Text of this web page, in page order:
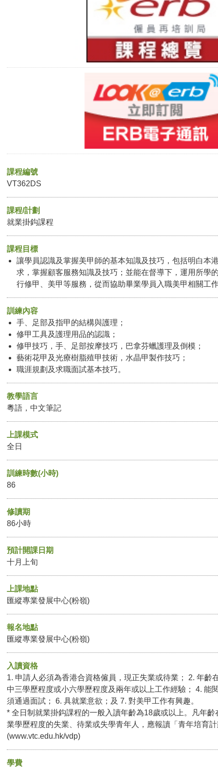
課程編號
VT362DS
課程/計劃
就業掛鈎課程
課程目標
讓學員認識及掌握美甲師的基本知識及技巧，包括明白本
求，掌握顧客服務知識及技巧；並能在督導下，運用所學
行修甲、美甲等服務，從而協助畢業學員入職美甲相關工
訓練內容
手、足部及指甲的結構與護理；
修甲工具及護理用品的認識；
修甲技巧，手、足部按摩技巧，巴拿芬蠟護理及倒模；
藝術花甲及光療樹脂殖甲技術，水晶甲製作技巧；
職涯規劃及求職面試基本技巧。
教學語言
粵語，中文筆記
上課模式
全日
訓練時數(小時)
86
修讀期
86小時
預計開課日期
十月上旬
上課地點
匯縱專業發展中心(粉嶺)
報名地點
匯縱專業發展中心(粉嶺)
入讀資格
1. 申請人必須為香港合資格僱員，現正失業或待業； 2. 年齡
中三學歷程度或小六學歷程度及兩年或以上工作經驗； 4. 能
須通過面試； 6. 具就業意欲；及 7. 對美甲工作有興趣。
* 全日制就業掛鈎課程的一般入讀年齡為18歲或以上。凡年
業學歷程度的失業、待業或失學青年人，應報讀「青年培育
(www.vtc.edu.hk/vdp)
學費